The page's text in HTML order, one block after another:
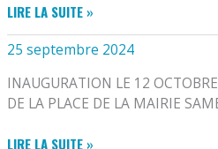
DE
BUREAUX
ET
DE
SALLES
RÉUNION.
LABEL
VILLES
ET
FLEURIS
LIRE LA SUITE »
25 septembre 2024
INAUGURATION LE 12
DE LA PLACE DE LA MAIRIE
LIRE LA SUITE »